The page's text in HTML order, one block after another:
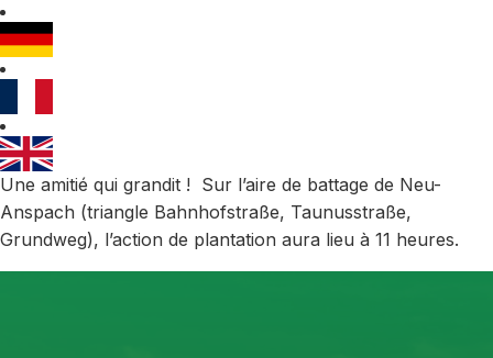
Une amitié qui grandit ! Sur l’aire de battage de Neu-
Anspach (triangle Bahnhofstraße, Taunusstraße,
Grundweg), l’action de plantation aura lieu à 11 heures.